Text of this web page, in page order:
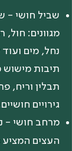
שביל חושי -
מגוונים:
נחל, מים
תיבות מישוש
תבלין וריח,
גירויים
מרחב חושי -
העצים המציע